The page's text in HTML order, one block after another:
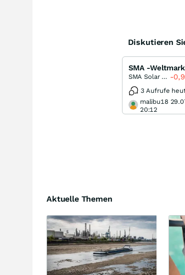
Diskutieren
SMA Solar Technology -
3 Aufrufe
malibu18
20:12
Aktuelle Themen